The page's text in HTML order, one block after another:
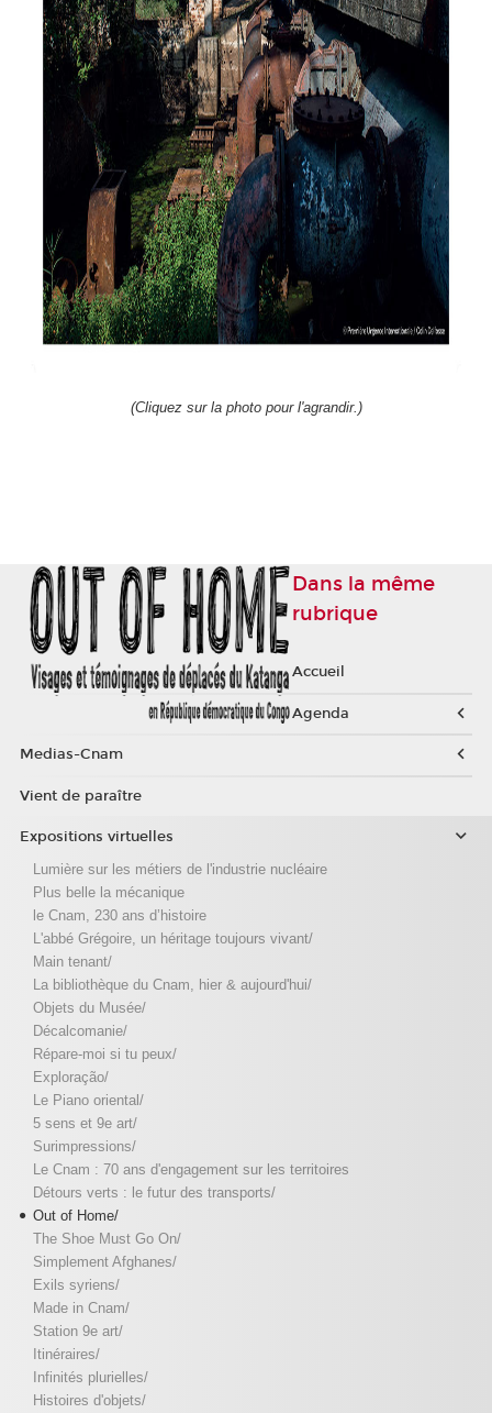
(Cliquez sur la photo pour l'agrandir.)
Dans la même
rubrique
Accueil
Agenda
Medias-Cnam
Vient de paraître
Expositions virtuelles
Lumière sur les métiers de l'industrie nucléaire
Plus belle la mécanique
le Cnam, 230 ans d’histoire
L'abbé Grégoire, un héritage toujours vivant/
Main tenant/
La bibliothèque du Cnam, hier & aujourd'hui/
Objets du Musée/
Décalcomanie/
Répare-moi si tu peux/
Exploração/
Le Piano oriental/
5 sens et 9e art/
Surimpressions/
Le Cnam : 70 ans d'engagement sur les territoires
Détours verts : le futur des transports/
Out of Home/
The Shoe Must Go On/
Simplement Afghanes/
Exils syriens/
Made in Cnam/
Station 9e art/
Itinéraires/
Infinités plurielles/
Histoires d'objets/